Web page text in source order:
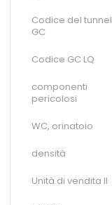
Codice del tunnel
GC
Codice GC LQ
componenti
pericolosi
WC, orinatoio
densità
Unità di vendita II